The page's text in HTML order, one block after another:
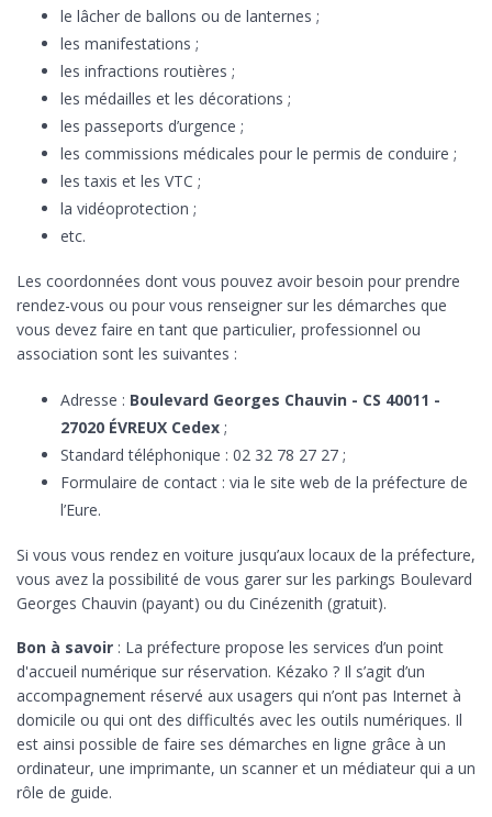
le lâcher de ballons ou de lanternes ;
les manifestations ;
les infractions routières ;
les médailles et les décorations ;
les passeports d’urgence ;
les commissions médicales pour le permis de conduire ;
les taxis et les VTC ;
la vidéoprotection ;
etc.
Les coordonnées dont vous pouvez avoir besoin pour prendre
rendez-vous ou pour vous renseigner sur les démarches que
vous devez faire en tant que particulier, professionnel ou
association sont les suivantes :
Adresse : Boulevard Georges Chauvin - CS 40011 -
27020 ÉVREUX Cedex ;
Standard téléphonique : 02 32 78 27 27 ;
Formulaire de contact : via le site web de la préfecture de
l’Eure.
Si vous vous rendez en voiture jusqu’aux locaux de la préfecture,
vous avez la possibilité de vous garer sur les parkings Boulevard
Georges Chauvin (payant) ou du Cinézenith (gratuit).
Bon à savoir : La préfecture propose les services d’un point
d'accueil numérique sur réservation. Kézako ? Il s’agit d’un
accompagnement réservé aux usagers qui n’ont pas Internet à
domicile ou qui ont des difficultés avec les outils numériques. Il
est ainsi possible de faire ses démarches en ligne grâce à un
ordinateur, une imprimante, un scanner et un médiateur qui a un
rôle de guide.